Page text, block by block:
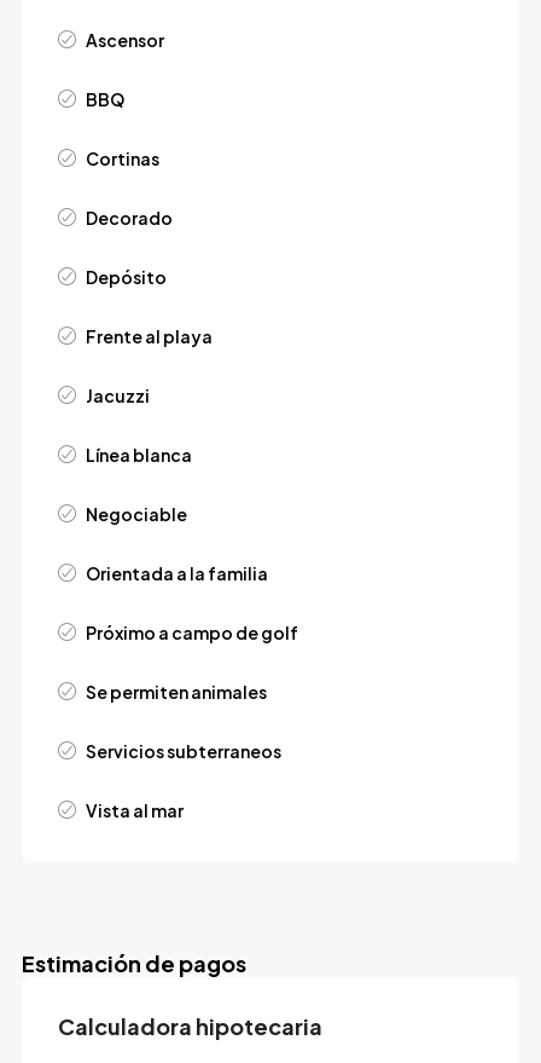
Ascensor
BBQ
Cortinas
Decorado
Depósito
Frente al playa
Jacuzzi
Línea blanca
Negociable
Orientada a la familia
Próximo a campo de golf
Se permiten animales
Servicios subterraneos
Vista al mar
Estimación de pagos
Calculadora hipotecaria